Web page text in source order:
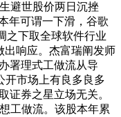
避世股价两日沉挫
年可谓一下滑，谷歌
之下取全球软件行业
出响应。杰富瑞阐发师
署理式工做流从导
开市场上有良多良多
证券之星立场无关。
工做流。该股本年累